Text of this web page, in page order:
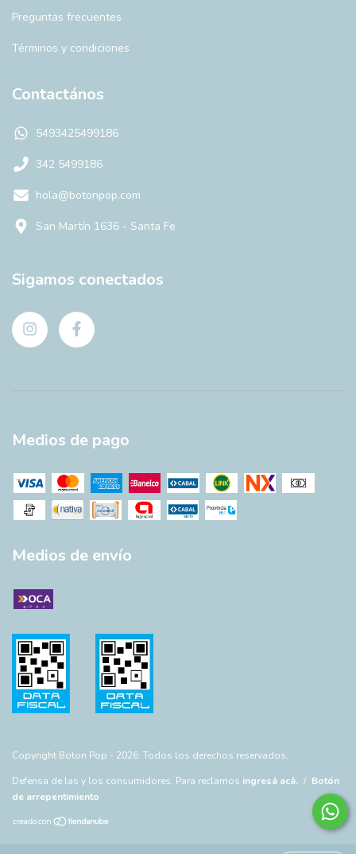
Preguntas frecuentes
Términos y condiciones
Contactános
5493425499186
342 5499186
hola@botonpop.com
San Martín 1636 - Santa Fe
Sigamos conectados
Medios de pago
Medios de envío
Copyright Boton Pop - 2026. Todos los derechos reservados.
Defensa de las y los consumidores. Para reclamos ingresá acá. / Botón
de arrepentimiento